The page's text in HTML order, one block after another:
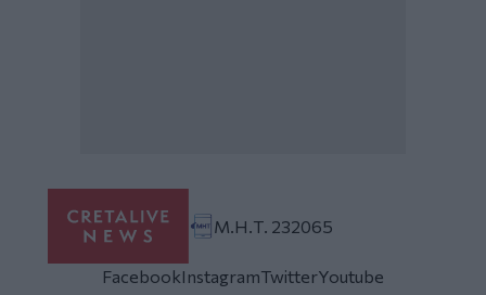
Μ.Η.Τ. 232065
FacebookInstagramTwitterYoutube